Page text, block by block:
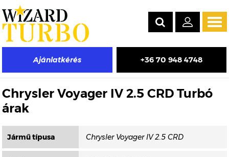
Ajánlatkérés +36 70 948 4748
Másik típus választása
Chrysler Voyager IV 2.5 CRD Turbó
árak
Jármű típusa